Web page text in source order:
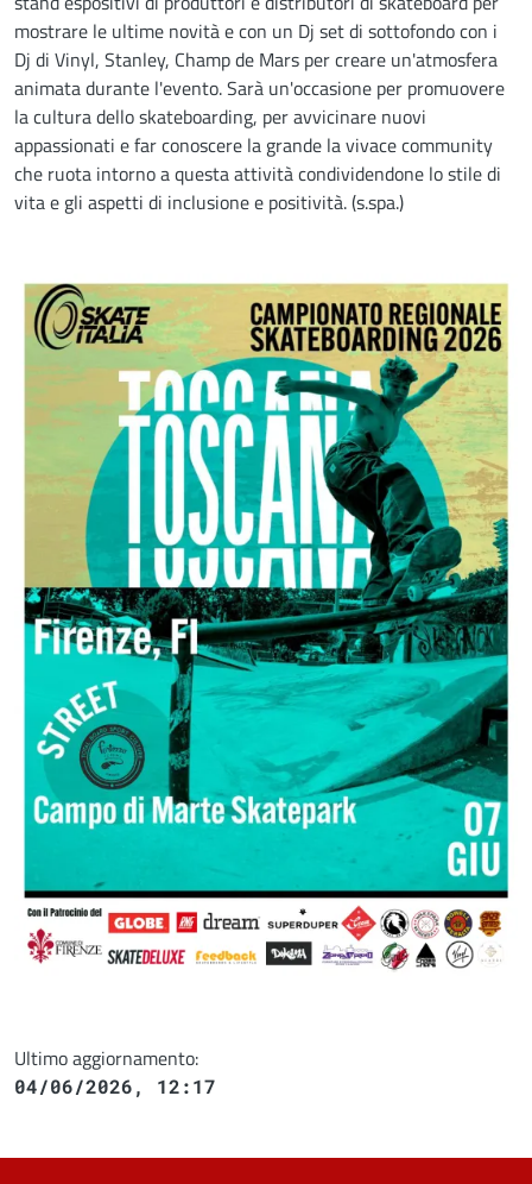
mostrare le ultime novità e con un Dj set di sottofondo con i
Dj di Vinyl, Stanley, Champ de Mars per creare un'atmosfera
animata durante l'evento. Sarà un'occasione per promuovere
la cultura dello skateboarding, per avvicinare nuovi
appassionati e far conoscere la grande la vivace community
che ruota intorno a questa attività condividendone lo stile di
vita e gli aspetti di inclusione e positività. (s.spa.)
Image
Ultimo aggiornamento:
04/06/2026, 12:17